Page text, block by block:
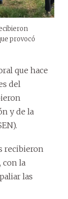
provocó
que hace
del
y de la
recibieron
con la
las